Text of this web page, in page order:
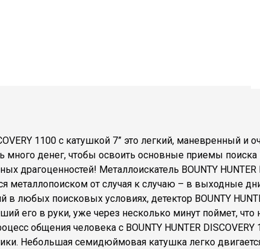
1100 с катушкой 7” это легкий, маневренный
много денег, чтобы освоить основные приемы
драгоценностей! Металлоискатель BOUNTY
металлопоиском от случая к случаю – в выходные
любых поисковых условиях, детектор BOUNTY
его в руки, уже через несколько минут поймет,
общения человека с BOUNTY HUNTER
Небольшая семидюймовая катушка легко